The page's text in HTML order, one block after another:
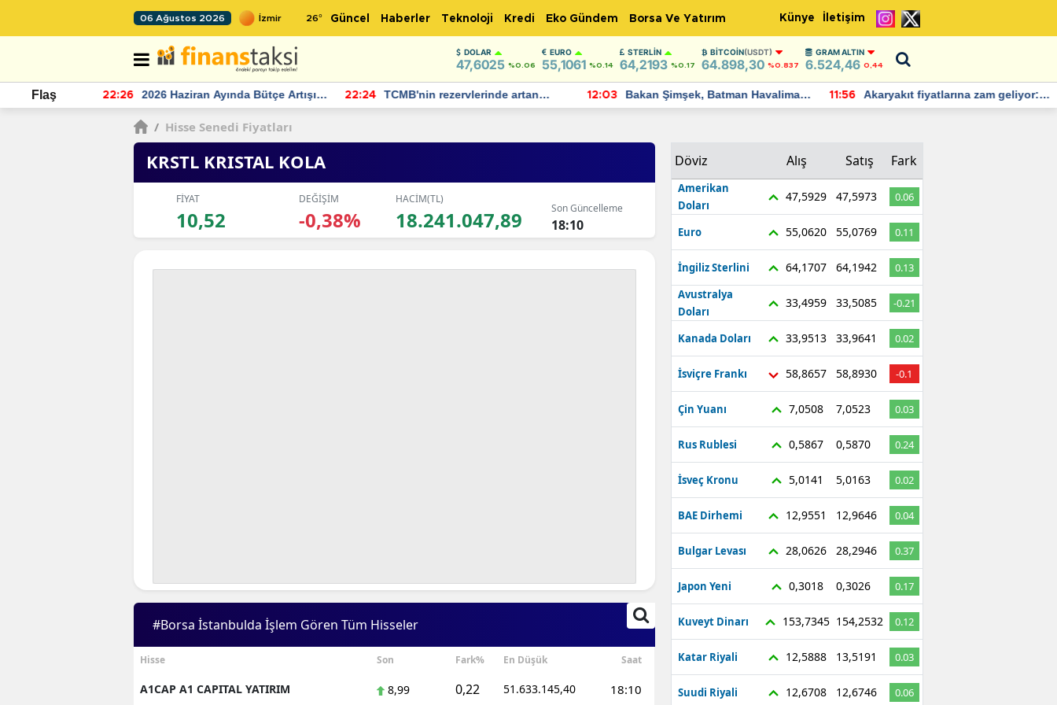
06 Ağustos 2026 26° Güncel Haberler Teknoloji Kredi Eko Gündem Borsa Ve Yatırım Künye İletişim
DOLAR
47,6025 %0.06
EURO
55,1061 %0.14
STERLIN
64,2193 %0.17
BITCOIN(USDT)
64.898,30 %0.837
GRAM ALTIN
6.524,46 0,44
Flaş 22:26
2026 Haziran Ayında Bütçe Artışı
Yaşandı
22:24
TCMB'nin rezervlerinde artan
momentum devam ediyor
12:03
Bakan Şimşek, Batman Havalimanı
için umut verici açıklamalarda
11:56
Akaryakıt fiyatlarına zam geliyor:
Yeni tarih açıklandı
/ Hisse Senedi Fiyatları
KRSTL KRISTAL KOLA
FİYAT
10,52
DEĞİŞİM
-0,38%
HACİM(TL)
18.241.047,89 Son Güncelleme
18:10
#Borsa İstanbulda İşlem Gören Tüm Hisseler
Hisse Son Fark% En Düşük Saat
A1CAP A1 CAPITAL YATIRIM 8,99 0,22 51.633.145,40 18:10
Döviz Alış Satış Fark
Amerikan
Doları
47,5929 47,5973 0.06
Euro 55,0620 55,0769 0.11
İngiliz Sterlini 64,1707 64,1942
0.13
Avustralya
Doları
33,4959 33,5085 -0.21
Kanada Doları 33,9513 33,9641 0.02
İsviçre Frankı 58,8657 58,8930 -0.1
Çin Yuanı 7,0508 7,0523 0.03
Rus Rublesi 0,5867 0,5870 0.24
İsveç Kronu 5,0141 5,0163 0.02
BAE Dirhemi 12,9551 12,9646 0.04
Bulgar Levası 28,0626 28,2946 0.37
Japon Yeni 0,3018 0,3026 0.17
Kuveyt Dinarı 153,7345 154,2532 0.12
Katar Riyali 12,5888 13,5191 0.03
Suudi Riyali 12,6708 12,6746 0.06